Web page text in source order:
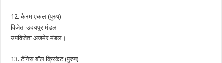
12. कैरम एकल (पुरुष)
विजेता उदयपुर मंडल
उपविजेता अजमेर मंडल।
13. टेंनिस बॉल क्रिकेट (पुरुष)